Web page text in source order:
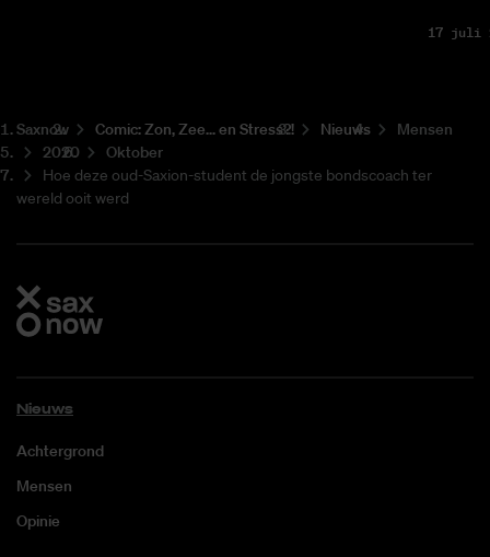
17 juli
Saxnow Co­mic: Zon, Zee... en Stress?! Nieuws
Mensen
2020
Oktober
Hoe deze oud-Saxion-student de jongste bondscoach ter
wereld ooit werd
Nieuws
Achtergrond
Mensen
Opinie